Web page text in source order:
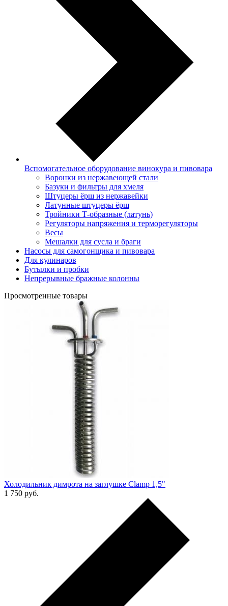
Вспомогательное оборудование винокура и пивовара
Воронки из нержавеющей стали
Базуки и фильтры для хмеля
Штуцеры ёрш из нержавейки
Латунные штуцеры ёрш
Тройники Т-образные (латунь)
Регуляторы напряжения и терморегуляторы
Весы
Мешалки для сусла и браги
Насосы для самогонщика и пивовара
Для кулинаров
Бутылки и пробки
Непрерывные бражные колонны
Просмотренные товары
Холодильник димрота на заглушке Clamp 1,5"
1 750 руб.